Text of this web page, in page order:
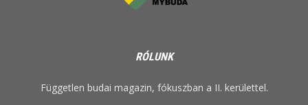
RÓLUNK
Független budai magazin, fókuszban a II. kerülettel.